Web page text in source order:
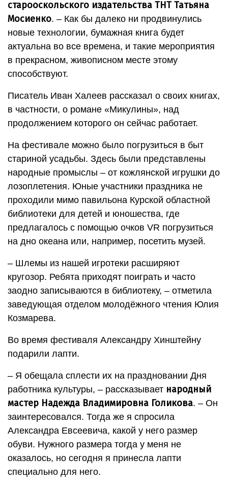
старооскольского издательства ТНТ Татьяна
Мосиенко. – Как бы далеко ни продвинулись
новые технологии, бумажная книга будет
актуальна во все времена, и такие мероприятия
в прекрасном, живописном месте этому
способствуют.
Писатель Иван Халеев рассказал о своих книгах,
в частности, о романе «Микулины», над
продолжением которого он сейчас работает.
На фестивале можно было погрузиться в быт
стариной усадьбы. Здесь были представлены
народные промыслы – от кожлянской игрушки до
лозоплетения. Юные участники праздника не
проходили мимо павильона Курской областной
библиотеки для детей и юношества, где
предлагалось с помощью очков VR погрузиться
на дно океана или, например, посетить музей.
– Шлемы из нашей игротеки расширяют
кругозор. Ребята приходят поиграть и часто
заодно записываются в библиотеку, – отметила
заведующая отделом молодёжного чтения Юлия
Козмарева.
Во время фестиваля Александру Хинштейну
подарили лапти.
– Я обещала сплести их на праздновании Дня
работника культуры, – рассказывает народный
мастер Надежда Владимировна Голикова. – Он
заинтересовался. Тогда же я спросила
Александра Евсеевича, какой у него размер
обуви. Нужного размера тогда у меня не
оказалось, но сегодня я принесла лапти
специально для него.